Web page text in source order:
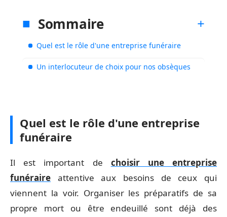
Sommaire
Quel est le rôle d'une entreprise funéraire
Un interlocuteur de choix pour nos obsèques
Quel est le rôle d'une entreprise
funéraire
Il est important de choisir une entreprise
funéraire attentive aux besoins de ceux qui
viennent la voir. Organiser les préparatifs de sa
propre mort ou être endeuillé sont déjà des